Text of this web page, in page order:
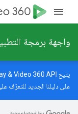
360
واجهة برمجة
على دليلنا الجديد للتعرّف